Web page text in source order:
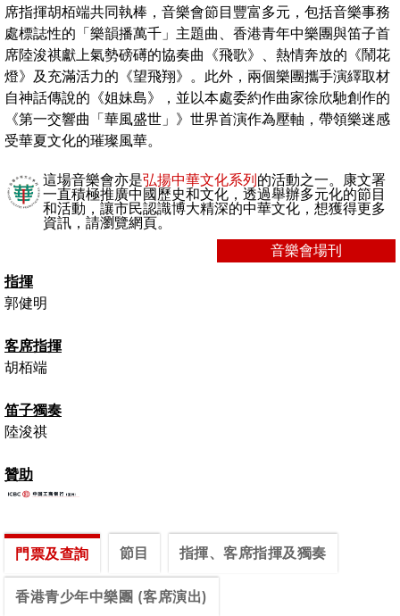
席指揮胡栢端共同執棒，音樂會節目豐富多元，包括音樂事務
處標誌性的「樂韻播萬千」主題曲、香港青年中樂團與笛子首
席陸浚祺獻上氣勢磅礡的協奏曲《飛歌》、熱情奔放的《鬧花
燈》及充滿活力的《望飛翔》。此外，兩個樂團攜手演繹取材
自神話傳說的《姐妹島》，並以本處委約作曲家徐欣馳創作的
《第一交響曲「華風盛世」》世界首演作為壓軸，帶領樂迷感
受華夏文化的璀璨風華。
這場音樂會亦是弘揚中華文化系列 的活動之一。康文署
一直積極推廣中國歷史和文化，透過舉辦多元化的節目
和活動，讓市民認識博大精深的中華文化，想獲得更多
資訊，請瀏覽網頁。
音樂會場刊
指揮
郭健明
客席指揮
胡栢端
笛子獨奏
陸浚祺
贊助
門票及查詢 節目 指揮、客席指揮及獨奏
香港青少年中樂團 (客席演出)